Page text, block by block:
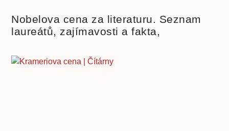
Nobelova cena za literaturu. Seznam
laureátů, zajímavosti a fakta,